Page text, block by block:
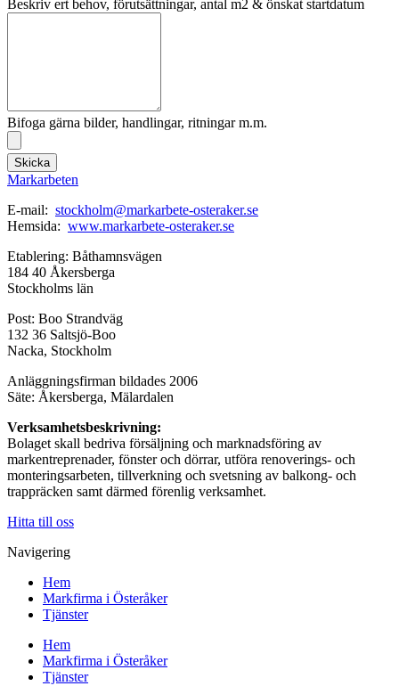
Beskriv ert behov, förutsättningar, antal m2 & önskat startdatum
Bifoga gärna bilder, handlingar, ritningar m.m.
Skicka
Markarbeten
E-mail: stockholm@markarbete-osteraker.se
Hemsida: www.markarbete-osteraker.se
Etablering: Båthamnsvägen
184 40 Åkersberga
Stockholms län
Post: Boo Strandväg
132 36 Saltsjö-Boo
Nacka, Stockholm
Anläggningsfirman bildades 2006
Säte: Åkersberga, Mälardalen
Verksamhetsbeskrivning:
Bolaget skall bedriva försäljning och marknadsföring av
markentreprenader, fönster och dörrar, utföra renoverings- och
monteringsarbeten, tillverkning och svetsning av balkong- och
trappräcken samt därmed förenlig verksamhet.
Hitta till oss
Navigering
Hem
Markfirma i Österåker
Tjänster
Hem
Markfirma i Österåker
Tjänster